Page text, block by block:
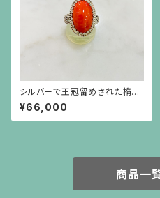
シルバーで王冠留めされた楕円
形のオレンジ珊瑚のリング
¥66,000
商品一